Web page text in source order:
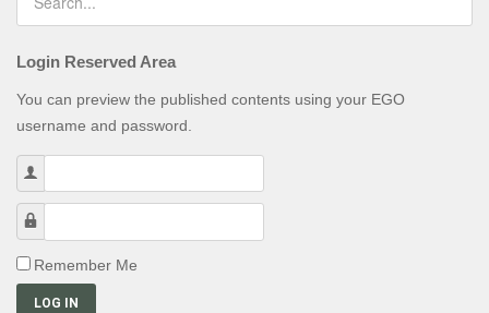
Login Reserved Area
You can preview the published contents using your EGO
username and password.
Remember Me
LOG IN